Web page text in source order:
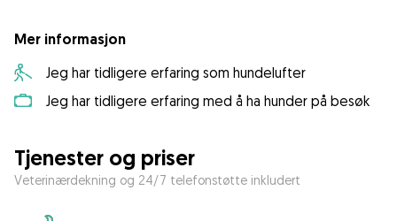
Mer informasjon
Jeg har tidligere erfaring som hundelufter
Jeg har tidligere erfaring med å ha hunder på besøk
Tjenester og priser
Veterinærdekning og 24/7 telefonstøtte inkludert